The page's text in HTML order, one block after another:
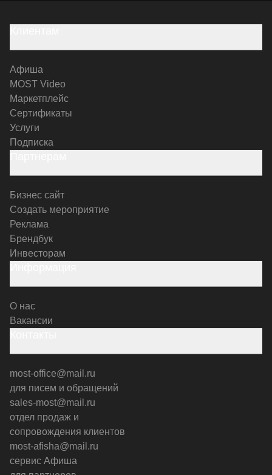
Афиша
MOST Video
Маркетплейс
Сертификаты
Услуги
Подписка
Бизнес сайт
Создать мероприятие
Реклама
Брендбук
Инвесторам
О нас
Вакансии
most-office@mail.ru
для писем и обращений
sales-most@mail.ru
отдел продаж и
сопровождения клиентов
most-afisha@mail.ru
сервис Афиша